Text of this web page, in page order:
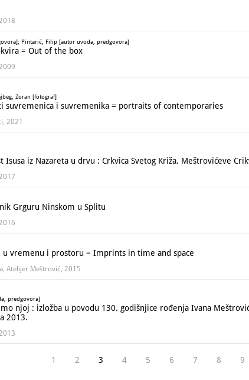
Pintarić, Filip [autor uvoda, predgovora]
= Out of the box
Zoran [fotograf]
suvremenica i suvremenika = portraits of contemporaries
2021
Isusa iz Nazareta u drvu : Crkvica Svetog Križa, Meštrovićeve
Grguru Ninskom u Splitu
u vremenu i prostoru = Imprints in time and space
Atelijer Meštrović, 2015
predgovora]
njoj : izložba u povodu 130. godišnjice rođenja Ivana
2013.
1 2 3 4 5 6 7 8 9